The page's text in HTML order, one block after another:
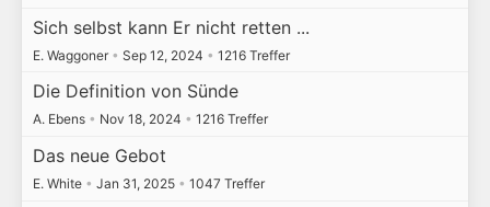
Sich selbst kann Er nicht retten ...
E. Waggoner • Sep 12, 2024 • 1216 Treffer
Die Definition von Sünde
A. Ebens • Nov 18, 2024 • 1216 Treffer
Das neue Gebot
E. White • Jan 31, 2025 • 1047 Treffer